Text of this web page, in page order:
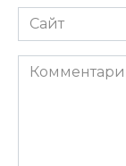
Сайт
Комментарий